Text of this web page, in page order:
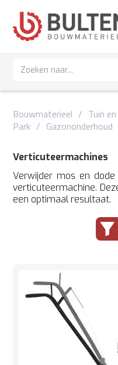
Bouwmaterieel / Tuin en
Park / Gazononderhoud
Verticuteermachines
Verwijder mos en
verticuteermachine.
een optimaal resultaat.